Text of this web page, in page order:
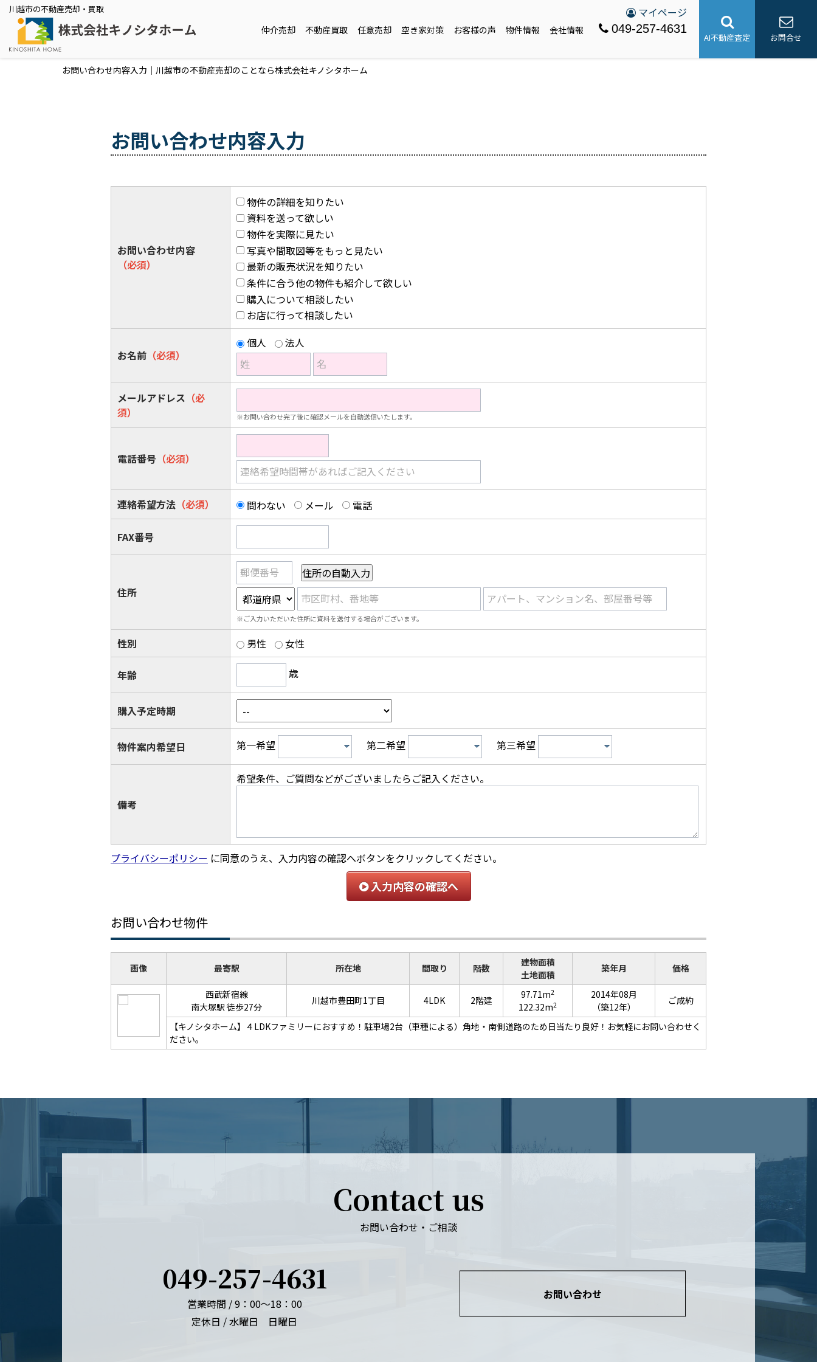
川越市の不動産売却・買取
仲介売却 不動産買取 任意売却 空き家対策 お客様の声 物件情報 会社情報
マイページ
049-257-4631
AI不動産査定 お問合せ
お問い合わせ内容入力｜川越市の不動産売却のことなら株式会社キノシタホーム
お問い合わせ内容入力
お問い合わせ内容
（必須）
物件の詳細を知りたい
資料を送って欲しい
物件を実際に見たい
写真や間取図等をもっと見たい
最新の販売状況を知りたい
条件に合う他の物件も紹介して欲しい
購入について相談したい
お店に行って相談したい
お名前 （必須）
個人
法人
姓
名
メールアドレス （必
須）
※お問い合わせ完了後に確認メールを自動送信いたします。
電話番号 （必須）
連絡希望時間帯があればご記入ください
連絡希望方法 （必須） 問わない メール 電話
FAX番号
住所
郵便番号
市区町村、番地等
アパート、マンション名、部屋番号等
※ご入力いただいた住所に資料を送付する場合がございます。
性別 男性 女性
年齢 歳
購入予定時期
物件案内希望日 第一希望 第二希望 第三希望
備考
希望条件、ご質問などがございましたらご記入ください。
プライバシーポリシー に同意のうえ、入力内容の確認へボタンをクリックしてください。
入力内容の確認へ
お問い合わせ物件
画像 最寄駅 所在地 間取り 階数
建物面積
土地面積
築年月 価格
西武新宿線
南大塚駅 徒歩27分
川越市豊田町1丁目 4LDK 2階建 97.71m2
122.32m2
2014年08月
（築12年）
ご成約
【キノシタホーム】４LDKファミリーにおすすめ！駐車場2台（車種による）角地・南側道路のため日当たり良好！お気軽にお問い合わせく
ださい。
Contact us
お問い合わせ・ご相談
049-257-4631
営業時間 / 9：00～18：00
定休日 / 水曜日 日曜日
お問い合わせ